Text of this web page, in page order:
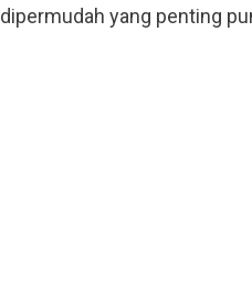
yang penting